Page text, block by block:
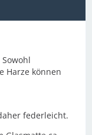
Harze können
federleicht.